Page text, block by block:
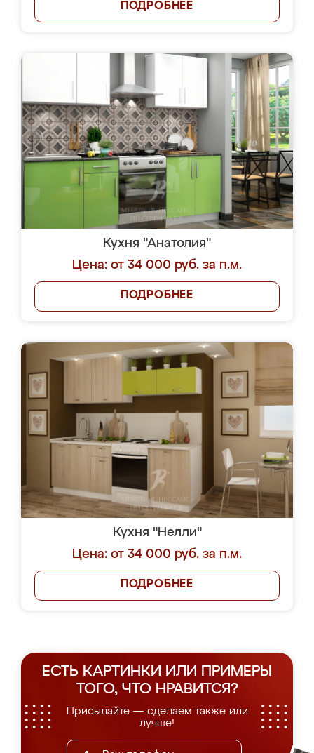
ПОДРОБНЕЕ
Кухня "Анатолия"
Цена: от 34 000 руб. за п.м.
ПОДРОБНЕЕ
Кухня "Нелли"
Цена: от 34 000 руб. за п.м.
ПОДРОБНЕЕ
ЕСТЬ КАРТИНКИ ИЛИ ПРИМЕРЫ
ТОГО, ЧТО НРАВИТСЯ?
Присылайте — сделаем также или
лучше!